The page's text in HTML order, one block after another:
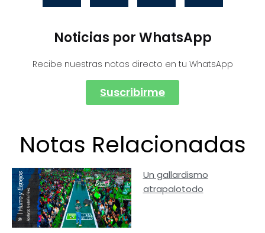
Noticias por WhatsApp
Recibe nuestras notas directo en tu WhatsApp
Suscribirme
Notas Relacionadas
Un gallardismo
atrapalotodo